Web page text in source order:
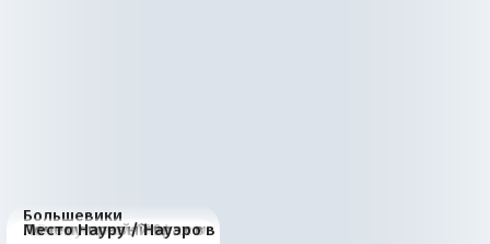
Большевики
отличаются от «Яблока»
Киевская марионетка
В России назрели
Миграционный пожар
Россия начинает
Россия зимой 1904
Русская нация вчера и
Почему правый крах в
Место Науру / Науэро в